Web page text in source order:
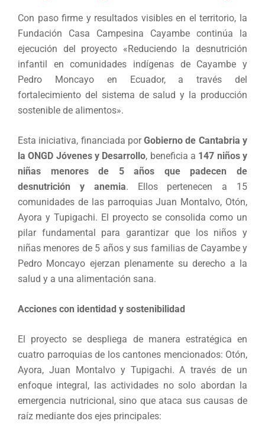
Con paso firme y resultados visibles en el territorio, la
Fundación Casa Campesina Cayambe continúa la
ejecución del proyecto «Reduciendo la desnutrición
infantil en comunidades indígenas de Cayambe y
Pedro Moncayo en Ecuador, a través del
fortalecimiento del sistema de salud y la producción
sostenible de alimentos».
Esta iniciativa, financiada porGobierno de Cantabria y
la ONGD Jóvenes y Desarrollo, beneficia a 147 niños y
niñas menores de 5 años que padecen de
desnutrición y anemia. Ellos pertenecen a 15
comunidades de las parroquias Juan Montalvo, Otón,
Ayora y Tupigachi. El proyecto se consolida como un
pilar fundamental para garantizar que los niños y
niñas menores de 5 años y sus familias de Cayambe y
Pedro Moncayo ejerzan plenamente su derecho a la
salud y a una alimentación sana.
Acciones con identidad y sostenibilidad
El proyecto se despliega de manera estratégica en
cuatro parroquias de los cantones mencionados: Otón,
Ayora, Juan Montalvo y Tupigachi. A través de un
enfoque integral, las actividades no solo abordan la
emergencia nutricional, sino que ataca sus causas de
raíz mediante dos ejes principales: